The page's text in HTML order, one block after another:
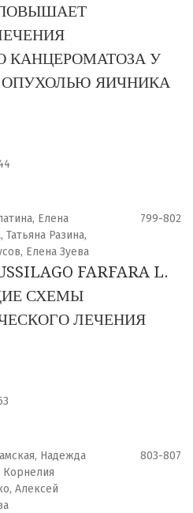
КАНЦЕРОМАТОЗА У
ЯИЧНИКА
Елена
Разина,
Елена Зуева
799-802
FARFARA L.
СХЕМЫ
ЛЕЧЕНИЯ
Надежда
Алексей
803-807